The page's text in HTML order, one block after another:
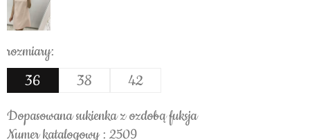
rozmiary:
36 38 42
Dopasowana sukienka z ozdobą fuksja
Numer katalogowy : 2509